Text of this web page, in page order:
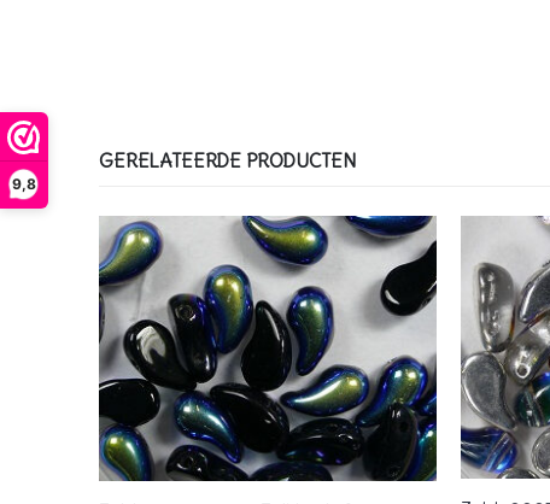
9,8
GERELATEERDE PRODUCTEN